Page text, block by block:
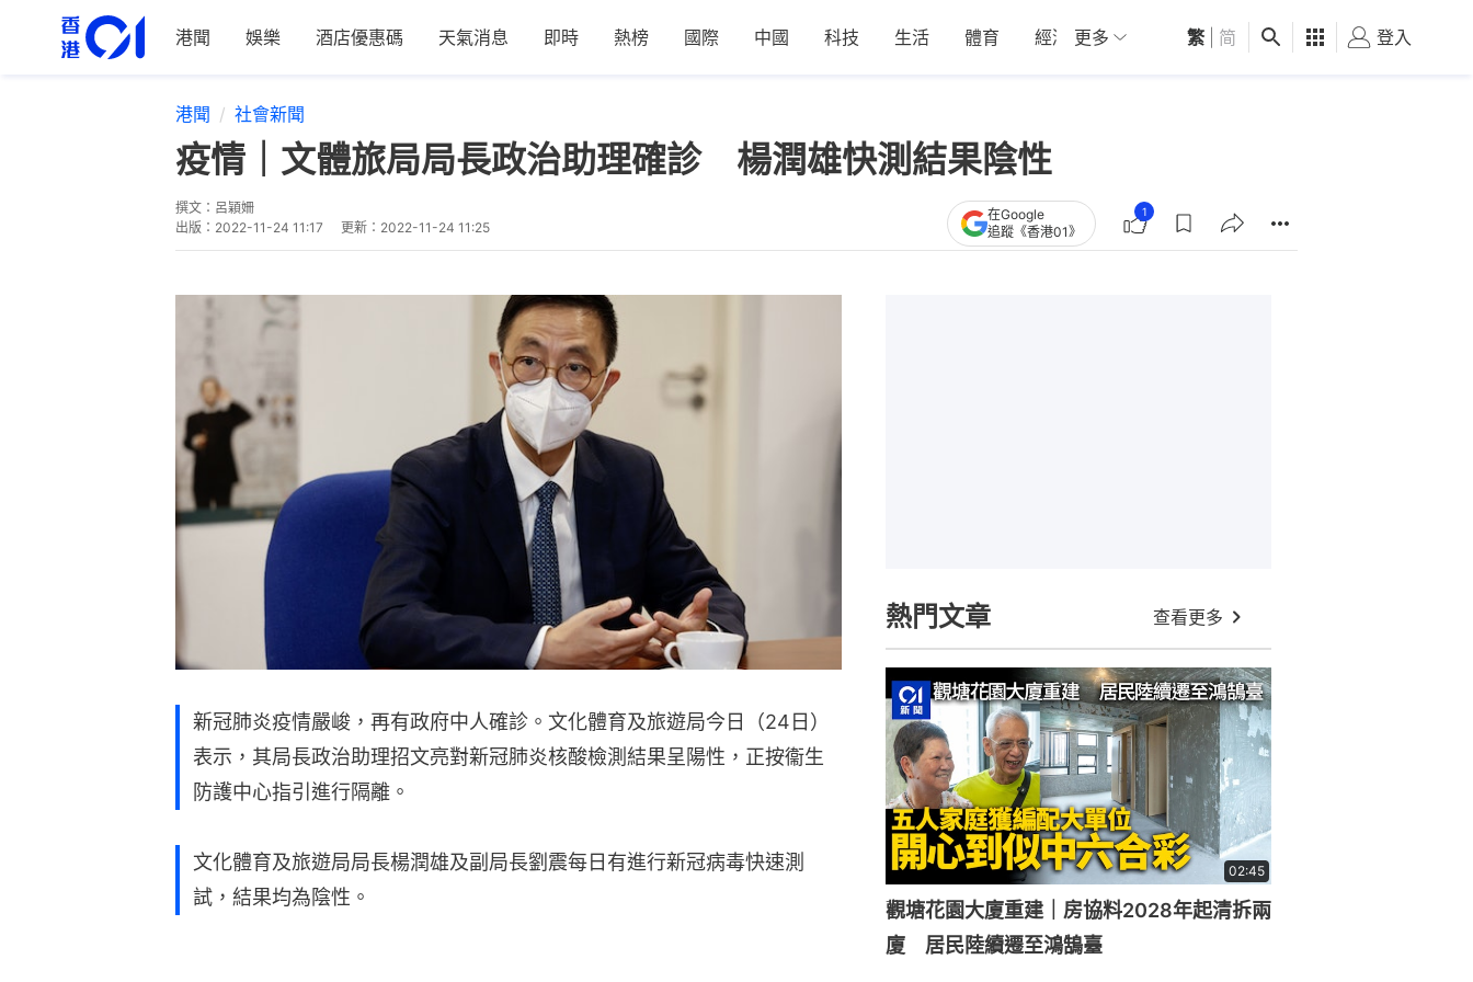
港聞 娛樂 酒店優惠碼 天氣消息 即時 熱榜 國際 中國 科技 生活 體育 經濟 01深圳 觀點 健康 好食玩飛
更多 繁 简 登入
港聞 社會新聞
疫情｜文體旅局局長政治助理確診 楊潤雄快測結果陰性
撰文： 呂穎姍
出版： 2022-11-24 11:17 更新： 2022-11-24 11:25
在Google
追蹤《香港01》
1
新冠肺炎疫情嚴峻，再有政府中人確診。文化體育及旅遊局今日（24日）
表示，其局長政治助理招文亮對新冠肺炎核酸檢測結果呈陽性，正按衞生
防護中心指引進行隔離。
文化體育及旅遊局局長楊潤雄及副局長劉震每日有進行新冠病毒快速測
試，結果均為陰性。
熱門文章 查看更多
02:45
觀塘花園大廈重建｜房協料2028年起清拆兩
廈 居民陸續遷至鴻鵠臺